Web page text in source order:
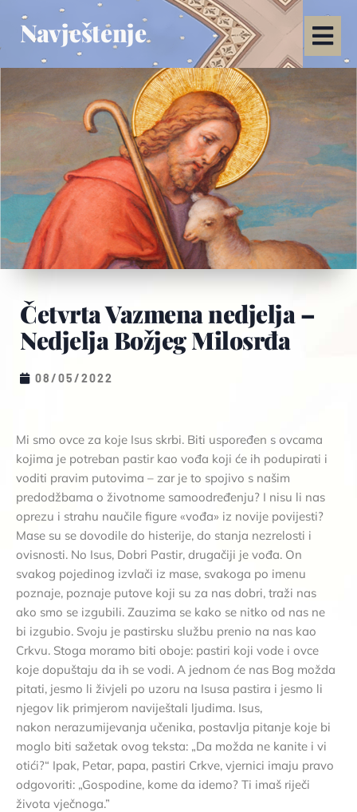
Navještenje
Četvrta Vazmena nedjelja –
Nedjelja Božjeg Milosrđa
08/05/2022
Mi smo ovce za koje Isus skrbi. Biti uspoređen s ovcama
kojima je potreban pastir kao vođa koji će ih podupirati i
voditi pravim putovima – zar je to spojivo s našim
predodžbama o životnome samoodređenju? I nisu li nas
oprezu i strahu naučile figure «vođa» iz novije povijesti?
Mase su se dovodile do histerije, do stanja nezrelosti i
ovisnosti. No Isus, Dobri Pastir, drugačiji je vođa. On
svakog pojedinog izvlači iz mase, svakoga po imenu
poznaje, poznaje putove koji su za nas dobri, traži nas
ako smo se izgubili. Zauzima se kako se nitko od nas ne
bi izgubio. Svoju je pastirsku službu prenio na nas kao
Crkvu. Stoga moramo biti oboje: pastiri koji vode i ovce
koje dopuštaju da ih se vodi. A jednom će nas Bog možda
pitati, jesmo li živjeli po uzoru na Isusa pastira i jesmo li
njegov lik primjerom naviještali ljudima. Isus,
nakon nerazumijevanja učenika, postavlja pitanje koje bi
moglo biti sažetak ovog teksta: „Da možda ne kanite i vi
otići?“ Ipak, Petar, papa, pastiri Crkve, vjernici imaju pravo
odgovoriti: „Gospodine, kome da idemo? Ti imaš riječi
života vječnoga.”